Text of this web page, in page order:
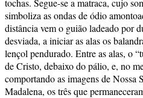
tochas. Segue-se a matraca, cujo
simboliza as ondas de ódio
distância vem o guião ladeado por
desviada, a iniciar as alas os
lençol pendurado. Entre as alas, o
de Cristo, debaixo do pálio, e, no
comportando as imagens de Nossa
Madalena, os três que